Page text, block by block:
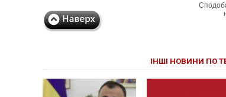
ІНШІ НОВИНИ ПО